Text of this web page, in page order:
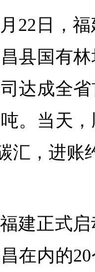
22日，
县国有
达成全
。当天
汇，进账
建正式
在内的